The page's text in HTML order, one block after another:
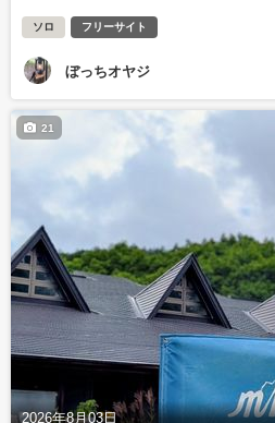
ソロ フリーサイト
ぼっちオヤジ
2026年8月03日
21